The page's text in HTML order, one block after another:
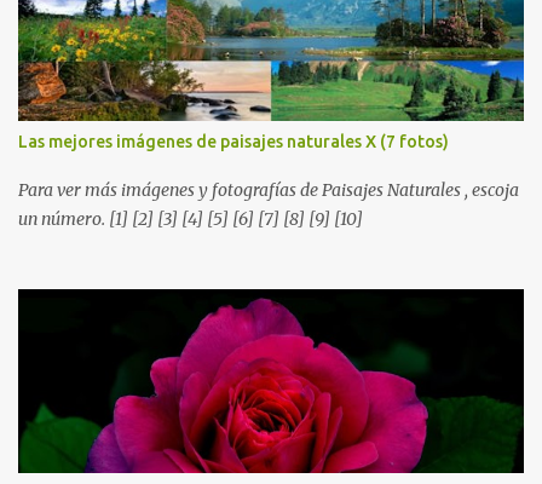
Gracias.
Las mejores imágenes de paisajes naturales X (7 fotos)
Para ver más imágenes y fotografías de Paisajes Naturales , escoja
un número. [1] [2] [3] [4] [5] [6] [7] [8] [9] [10]